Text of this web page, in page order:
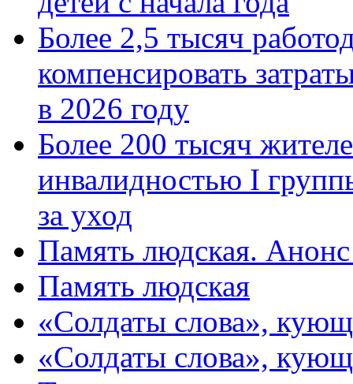
Более 2,5 тысяч
компенсировать
в 2026 году
Более 200 тысяч
инвалидностью I
за уход
Память людская.
Память людская
«Солдаты слова»,
«Солдаты слова»,